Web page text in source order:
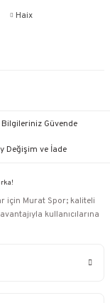
Haix
Güvende
Değişim ve İade
için Murat Spor; kaliteli
kullanıcılarına